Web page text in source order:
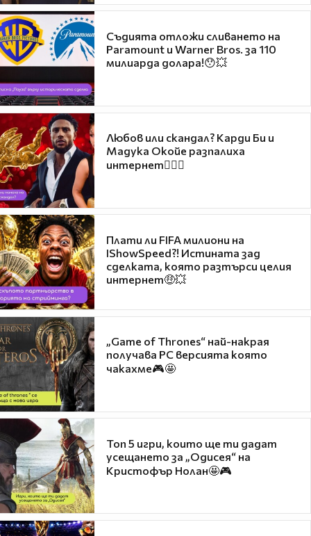
Съдията отложи сливането на
Paramount и Warner Bros. за 110
милиарда долара!😯💥
Любов или скандал? Карди Би и
Мадука Окойе разпалиха
интернет❤️‍🔥🔥
Плати ли FIFA милиони на
IShowSpeed?! Истината зад
сделката, която разтърси целия
интернет🤑💥
„Game of Thrones“ най-накрая
получава PC версията която
чакахме🎮🤩
Топ 5 игри, които ще ти дадат
усещането за „Одисея“ на
Кристофър Нолан🤩🎮